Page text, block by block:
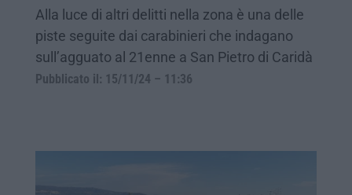
Alla luce di altri delitti nella zona è una delle
piste seguite dai carabinieri che indagano
sull’agguato al 21enne a San Pietro di Caridà
Pubblicato il: 15/11/24 – 11:36